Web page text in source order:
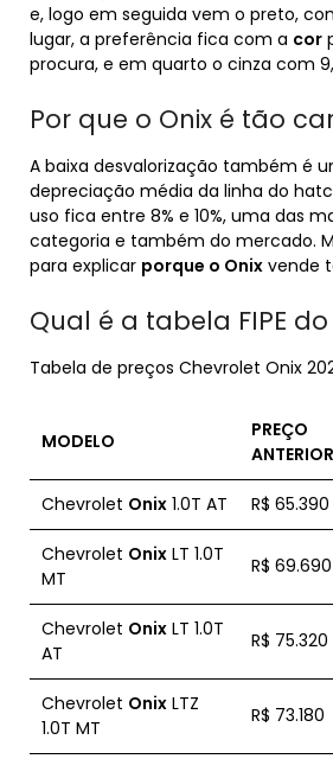
e, logo em seguida vem o preto,
lugar, a preferência fica com a cor
procura, e em quarto o cinza com
Por que o Onix é tão
A baixa desvalorização também é
depreciação média da linha do
uso fica entre 8% e 10%, uma das
categoria e também do mercado.
para explicar porque o Onix vende
Qual é a tabela FIPE do
Tabela de preços Chevrolet Onix
MODELO
PREÇO
ANTERIOR
Chevrolet Onix 1.0T AT R$ 65.390
Chevrolet Onix LT 1.0T
MT
R$ 69.690
Chevrolet Onix LT 1.0T
AT
R$ 75.320
Chevrolet Onix LTZ
1.0T MT
R$ 73.180